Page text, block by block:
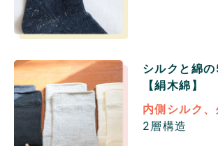
シルクと綿
【絹木綿】
内側シルク
2層構造